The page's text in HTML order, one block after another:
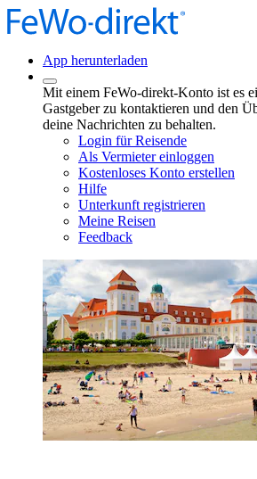
App herunterladen
Mit einem FeWo-direkt-Konto ist es
Gastgeber zu kontaktieren und den
deine Nachrichten zu behalten.
Login für Reisende
Als Vermieter einloggen
Kostenloses Konto erstellen
Hilfe
Unterkunft registrieren
Meine Reisen
Feedback